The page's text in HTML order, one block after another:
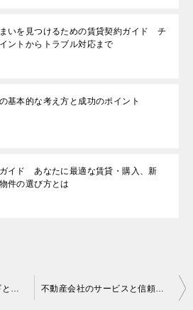
いを見つけるための賃貸契約ガイド チ
ントからトラブル対応まで
基本的な考え方と成功のポイント
イド あなたに最適な賃貸・購入、新
件の選び方とは
住宅販売業界の成功のカギと将来のトレンド 不動産会社のサービスと信頼性：最新の情報とメリット